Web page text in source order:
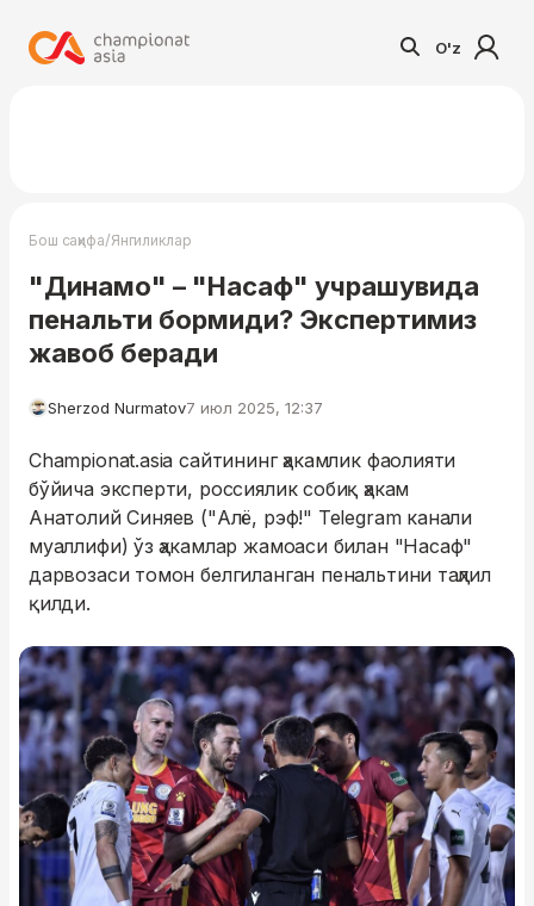
O'z
Бош саҳифа/Янгиликлар
"Динамо" – "Насаф" учрашувида
пенальти бормиди? Экспертимиз
жавоб беради
Sherzod Nurmatov7 июл 2025, 12:37
Championat.asia сайтининг ҳакамлик фаолияти
бўйича эксперти, россиялик собиқ ҳакам
Анатолий Синяев ("Алё, рэф!" Telegram канали
муаллифи) ўз ҳакамлар жамоаси билан "Насаф"
дарвозаси томон белгиланган пенальтини таҳлил
қилди.